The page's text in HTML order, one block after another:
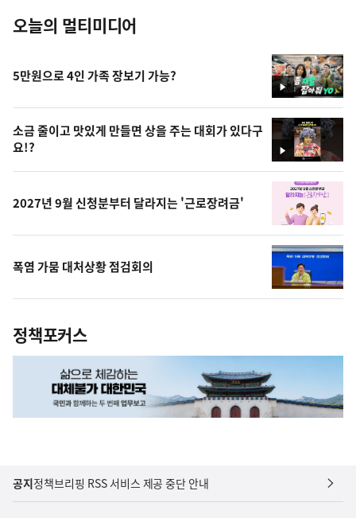
오늘의 멀티미디어
영
상
5만원으로 4인 가족 장보기 가능?
영
상
소금 줄이고 맛있게 만들면 상을 주는 대회가 있다구
요!?
2027년 9월 신청분부터 달라지는 '근로장려금'
폭염 가뭄 대처상황 점검회의
정책포커스
공지정책브리핑 RSS 서비스 제공 중단 안내